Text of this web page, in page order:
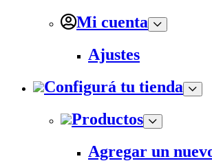
Mi cuenta
Ajustes
Configurá tu tienda
Productos
Agregar un